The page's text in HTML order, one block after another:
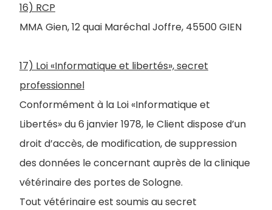
16) RCP
MMA Gien, 12 quai Maréchal Joffre, 45500 GIEN
17) Loi «Informatique et libertés», secret
professionnel
Conformément à la Loi «Informatique et
Libertés» du 6 janvier 1978, le Client dispose d’un
droit d’accès, de modification, de suppression
des données le concernant auprès de la clinique
vétérinaire des portes de Sologne.
Tout vétérinaire est soumis au secret